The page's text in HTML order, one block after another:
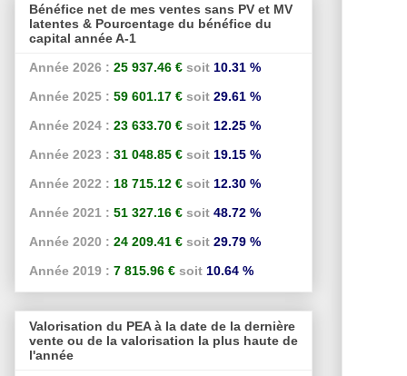
Bénéfice net de mes ventes sans PV et MV
latentes & Pourcentage du bénéfice du
capital année A-1
Année 2026 : 25 937.46 € soit 10.31 %
Année 2025 : 59 601.17 € soit 29.61 %
Année 2024 : 23 633.70 € soit 12.25 %
Année 2023 : 31 048.85 € soit 19.15 %
Année 2022 : 18 715.12 € soit 12.30 %
Année 2021 : 51 327.16 € soit 48.72 %
Année 2020 : 24 209.41 € soit 29.79 %
Année 2019 : 7 815.96 € soit 10.64 %
Valorisation du PEA à la date de la dernière
vente ou de la valorisation la plus haute de
l'année